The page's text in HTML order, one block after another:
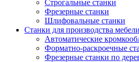
Строгальные станки
Фрезерные станки
Шлифовальные станки
Станки для производства мебели
Автоматические
Форматно-раскроечные
Фрезерные станки по